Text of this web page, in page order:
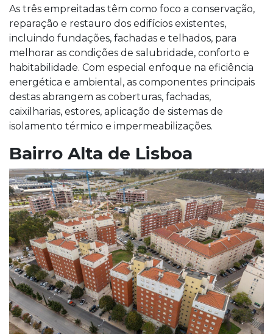
As três empreitadas têm como foco a conservação,
reparação e restauro dos edifícios existentes,
incluindo fundações, fachadas e telhados, para
melhorar as condições de salubridade, conforto e
habitabilidade. Com especial enfoque na eficiência
energética e ambiental, as componentes principais
destas abrangem as coberturas, fachadas,
caixilharias, estores, aplicação de sistemas de
isolamento térmico e impermeabilizações.
Bairro Alta de Lisboa